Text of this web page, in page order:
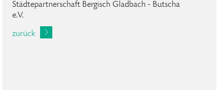
Städtepartnerschaft Bergisch Gladbach - Butscha
e.V.
zurück